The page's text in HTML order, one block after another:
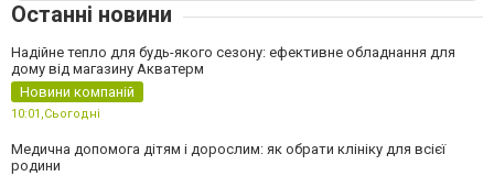
Останні новини
Надійне тепло для будь-якого сезону: ефективне обладнання для
дому від магазину Акватерм
Новини компаній
10:01,Сьогодні
Медична допомога дітям і дорослим: як обрати клініку для всієї
родини